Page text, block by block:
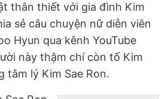
thân thiết với gia đình Kim
sẻ câu chuyện nữ diễn viên
Hyun qua kênh YouTube
này thậm chí còn tố Kim
tâm lý Kim Sae Ron.